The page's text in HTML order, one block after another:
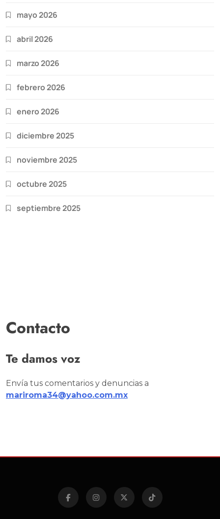
mayo 2026
abril 2026
marzo 2026
febrero 2026
enero 2026
diciembre 2025
noviembre 2025
octubre 2025
septiembre 2025
Contacto
Te damos voz
Envía tus comentarios y denuncias a
mariroma34@yahoo.com.mx